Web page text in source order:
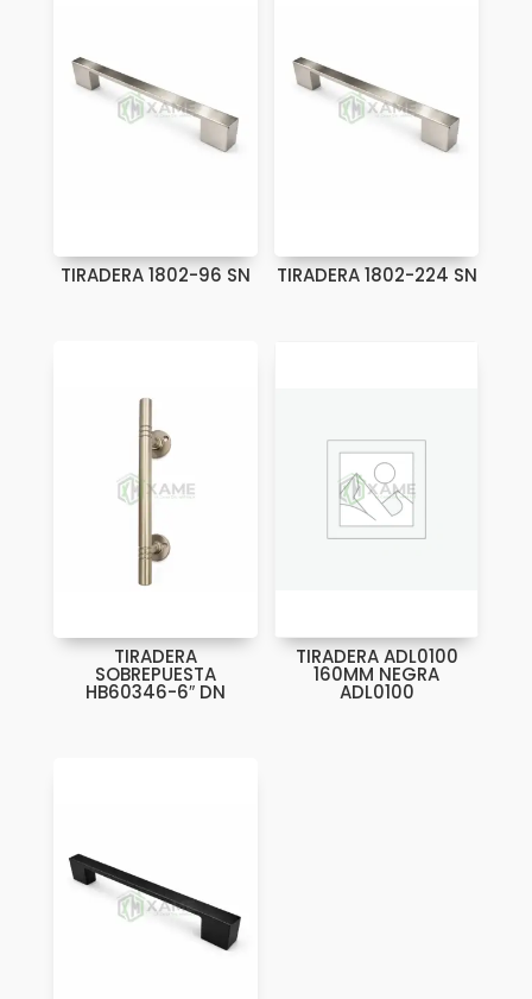
TIRADERA 1802-96 SN TIRADERA 1802-224 SN
TIRADERA
SOBREPUESTA
HB60346-6″ DN
TIRADERA ADL0100
160MM NEGRA
ADL0100